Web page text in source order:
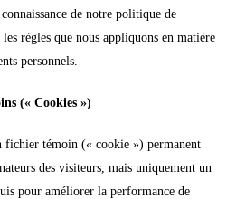
de notre politique de
règles que nous appliquons en matière
personnels.
(« Cookies »)
fichier témoin (« cookie ») permanent
des visiteurs, mais uniquement un
pour améliorer la performance de